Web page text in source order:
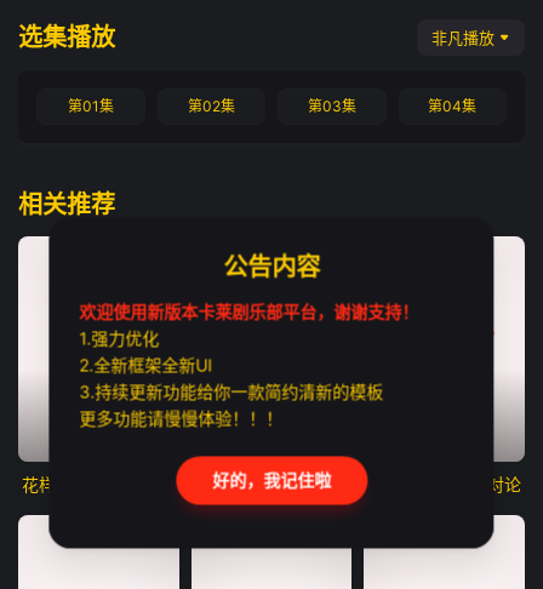
选集播放 非凡播放
第01集 第02集 第03集 第04集
相关推荐
花样少男少女第二季 我独自盗墓 花仙子之魔法香对论
公告内容
欢迎使用新版本卡莱剧乐部平台，谢谢支持！
1.强力优化
2.全新框架全新UI
3.持续更新功能给你一款简约清新的模板
更多功能请慢慢体验！！！
好的，我记住啦